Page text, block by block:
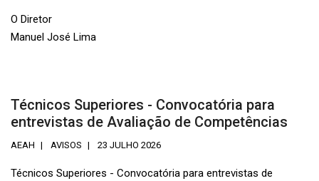
O Diretor
Manuel José Lima
Técnicos Superiores - Convocatória para
entrevistas de Avaliação de Competências
AEAH AVISOS 23 JULHO 2026
Técnicos Superiores - Convocatória para entrevistas de